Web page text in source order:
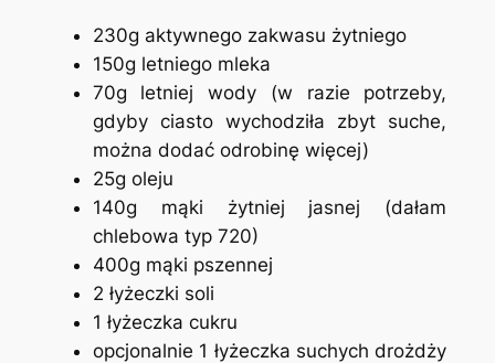
230g aktywnego zakwasu żytniego
150g letniego mleka
70g letniej wody (w razie potrzeby,
gdyby ciasto wychodziła zbyt suche,
można dodać odrobinę więcej)
25g oleju
140g mąki żytniej jasnej (dałam
chlebowa typ 720)
400g mąki pszennej
2 łyżeczki soli
1 łyżeczka cukru
opcjonalnie 1 łyżeczka suchych drożdży